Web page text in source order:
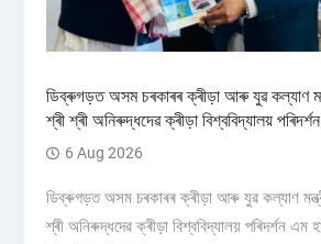
ডিব্ৰুগড়ত অসম চৰকাৰৰ ক্ৰীড়া আৰু যুৱ কল্যাণ
শ্ৰী শ্ৰী অনিৰুদ্ধদেৱ ক্ৰীড়া বিশ্ববিদ্যালয় পৰিদৰ্শন
6 Aug 2026
ডিব্ৰুগড়ত অসম চৰকাৰৰ ক্ৰীড়া আৰু যুৱ কল্যাণ
শ্ৰী অনিৰুদ্ধদেৱ ক্ৰীড়া বিশ্ববিদ্যালয় পৰিদৰ্শন এম